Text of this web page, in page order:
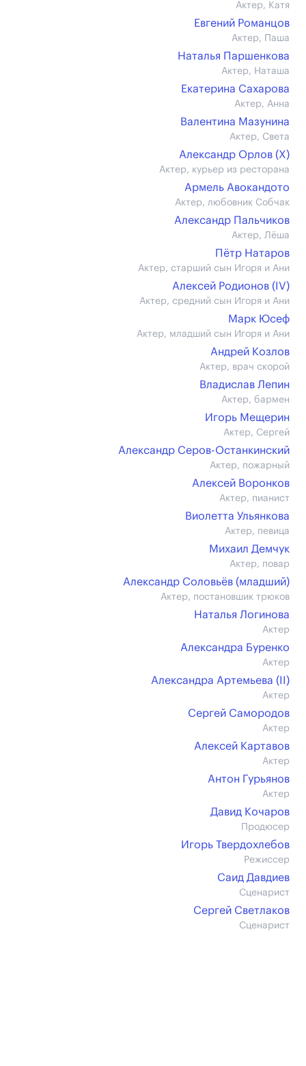
Актер, Катя
Евгений Романцов
Актер, Паша
Наталья Паршенкова
Актер, Наташа
Екатерина Сахарова
Актер, Анна
Валентина Мазунина
Актер, Света
Александр Орлов (X)
Актер, курьер из ресторана
Армель Авокандото
Актер, любовник Собчак
Александр Пальчиков
Актер, Лёша
Пётр Натаров
Актер, старший сын Игоря и Ани
Алексей Родионов (IV)
Актер, средний сын Игоря и Ани
Марк Юсеф
Актер, младший сын Игоря и Ани
Андрей Козлов
Актер, врач скорой
Владислав Лепин
Актер, бармен
Игорь Мещерин
Актер, Сергей
Александр Серов-Останкинский
Актер, пожарный
Алексей Воронков
Актер, пианист
Виолетта Ульянкова
Актер, певица
Михаил Демчук
Актер, повар
Александр Соловьёв (младший)
Актер, постановшик трюков
Наталья Логинова
Актер
Александра Буренко
Актер
Александра Артемьева (II)
Актер
Сергей Самородов
Актер
Алексей Картавов
Актер
Антон Гурьянов
Актер
Давид Кочаров
Продюсер
Игорь Твердохлебов
Режиссер
Саид Давдиев
Сценарист
Сергей Светлаков
Сценарист